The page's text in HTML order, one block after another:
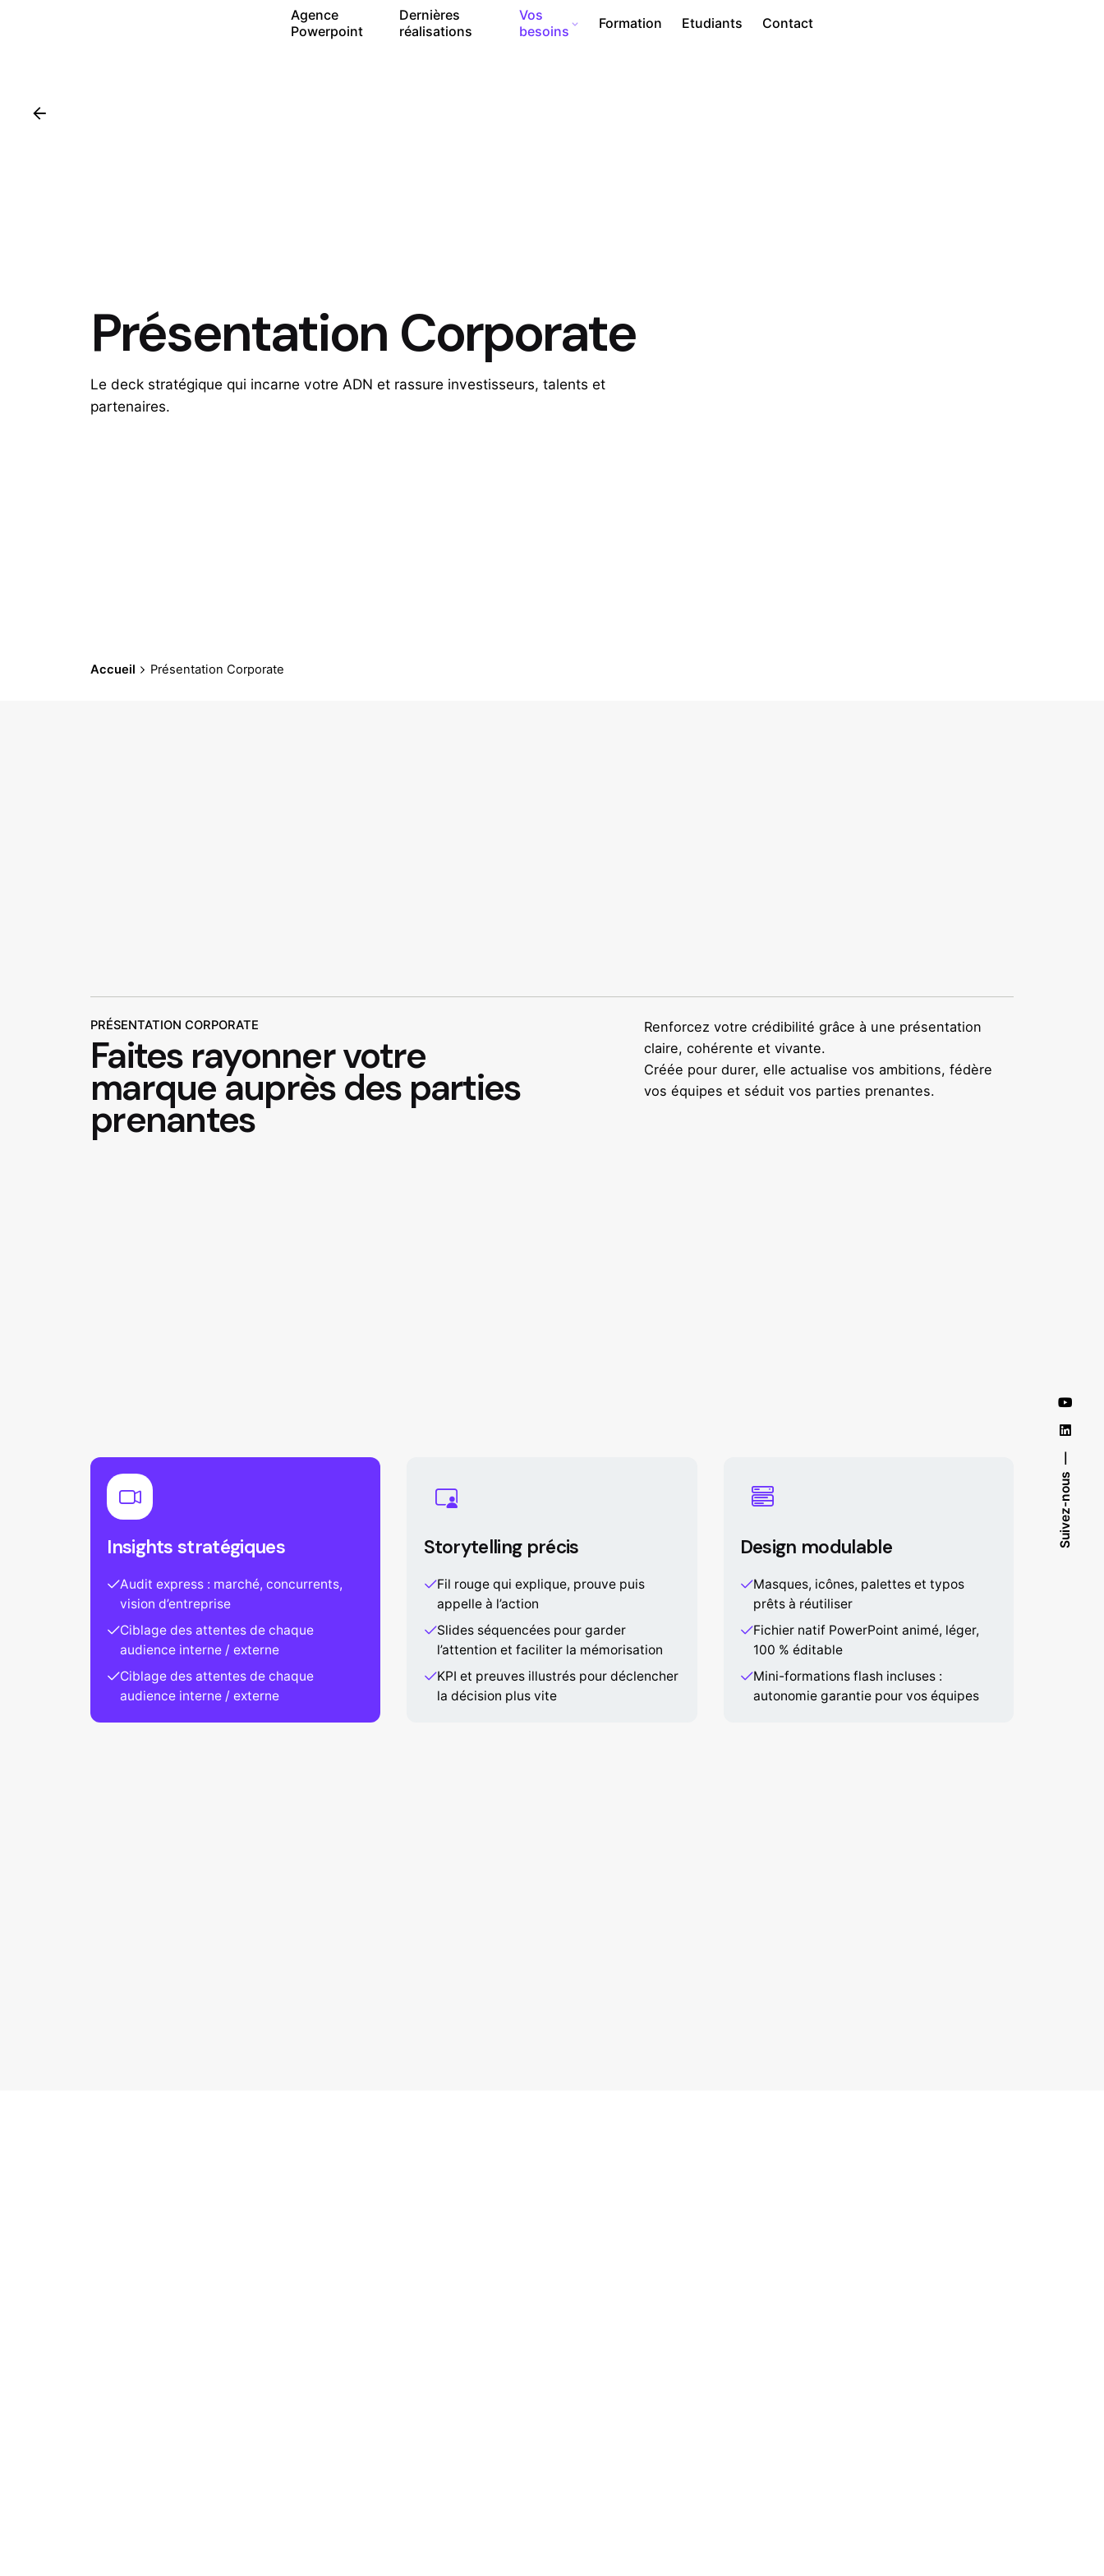
Suivez-nous
Agence
Powerpoint
Dernières
réalisations
Vos
besoins
Formation Etudiants Contact
Présentation Corporate
Le deck stratégique qui incarne votre ADN et rassure investisseurs, talents et
partenaires.
Accueil Présentation Corporate
PRÉSENTATION CORPORATE
Faites rayonner votre
marque auprès des parties
prenantes
Renforcez votre crédibilité grâce à une présentation
claire, cohérente et vivante.
Créée pour durer, elle actualise vos ambitions, fédère
vos équipes et séduit vos parties prenantes.
Insights stratégiques
Audit express : marché, concurrents,
vision d’entreprise
Ciblage des attentes de chaque
audience interne / externe
Ciblage des attentes de chaque
audience interne / externe
Storytelling précis
Fil rouge qui explique, prouve puis
appelle à l’action
Slides séquencées pour garder
l’attention et faciliter la mémorisation
KPI et preuves illustrés pour déclencher
la décision plus vite
Design modulable
Masques, icônes, palettes et typos
prêts à réutiliser
Fichier natif PowerPoint animé, léger,
100 % éditable
Mini-formations flash incluses :
autonomie garantie pour vos équipes